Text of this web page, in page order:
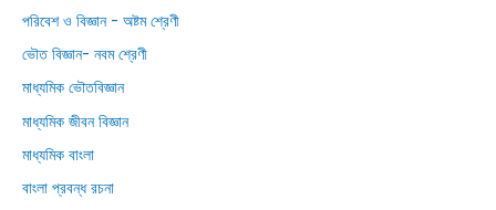
পরিবেশ ও বিজ্ঞান - অষ্টম শ্রেণী
ভৌত বিজ্ঞান- নবম শ্রেণী
মাধ্যমিক ভৌতবিজ্ঞান
মাধ্যমিক জীবন বিজ্ঞান
মাধ্যমিক বাংলা
বাংলা প্রবন্ধ রচনা